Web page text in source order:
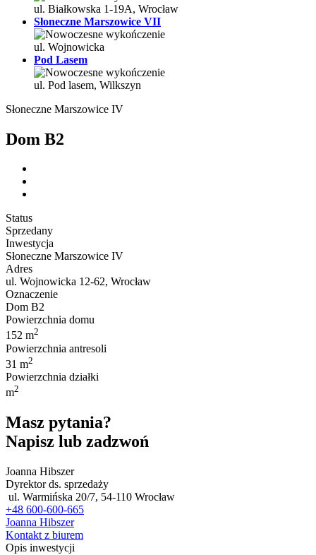
ul. Białkowska 1-19A, Wrocław
Słoneczne Marszowice VII
ul. Wojnowicka
Pod Lasem
ul. Pod lasem, Wilkszyn
Słoneczne Marszowice IV
Dom B2
Status
Sprzedany
Inwestycja
Słoneczne Marszowice IV
Adres
ul. Wojnowicka 12-62, Wrocław
Oznaczenie
Dom B2
Powierzchnia domu
152 m2
Powierzchnia antresoli
31 m2
Powierzchnia działki
m2
Masz pytania?
Napisz lub zadzwoń
Joanna Hibszer
Dyrektor ds. sprzedaży
ul. Warmińska 20/7, 54-110 Wrocław
+48 600-600-665
Joanna Hibszer
Kontakt z biurem
Opis inwestycji